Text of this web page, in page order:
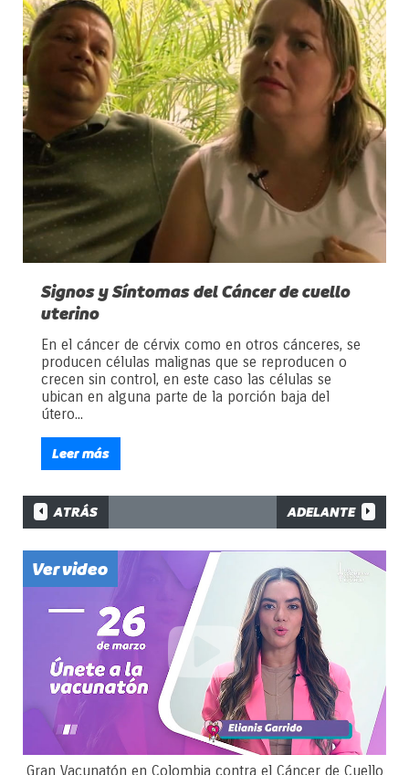
Signos y Síntomas del Cáncer de cuello
uterino
En el cáncer de cérvix como en otros cánceres, se
producen células malignas que se reproducen o
crecen sin control, en este caso las células se
ubican en alguna parte de la porción baja del
útero...
Leer más
ATRÁS ADELANTE
Ver video
Gran Vacunatón en Colombia contra el Cáncer de Cuello